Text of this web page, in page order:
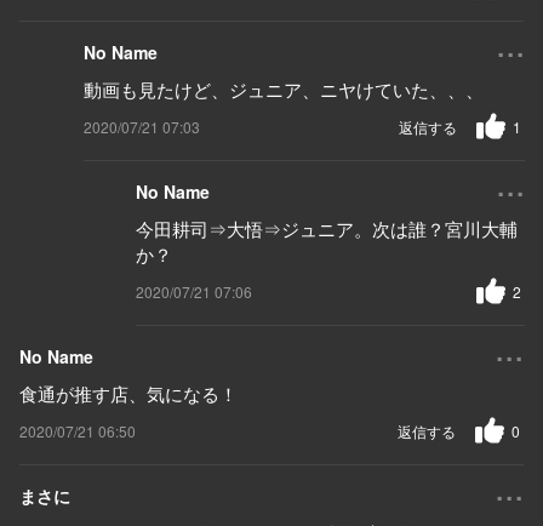
No Name ...
動画も見たけど、ジュニア、ニヤけていた、、、
2020/07/21 07:03 1
返信する
No Name ...
今田耕司⇒大悟⇒ジュニア。次は誰？宮川大輔
か？
2020/07/21 07:06 2
No Name ...
食通が推す店、気になる！
2020/07/21 06:50 0
返信する
まさに ...